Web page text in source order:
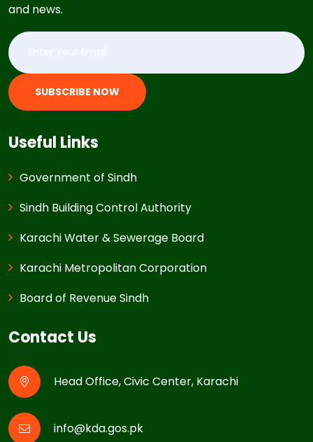
and news.
SUBSCRIBE NOW
Useful Links
Government of Sindh
Sindh Building Control Authority
Karachi Water & Sewerage Board
Karachi Metropolitan Corporation
Board of Revenue Sindh
Contact Us
Head Office, Civic Center, Karachi
info@kda.gos.pk